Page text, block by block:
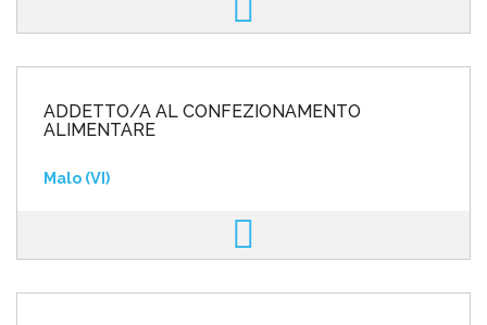
ADDETTO/A AL CONFEZIONAMENTO
ALIMENTARE
Malo (VI)